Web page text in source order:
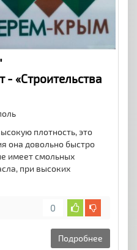
- «Строительства
плотность, это
она довольно быстро
имеет смольных
при высоких
0
Подробнее